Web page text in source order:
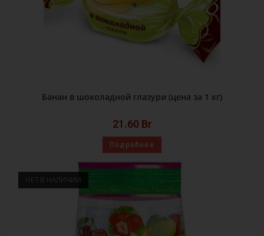
Банан в шоколадной глазури (цена за 1 кг)
21.60 Br
Подробнее
НЕТ В НАЛИЧИИ